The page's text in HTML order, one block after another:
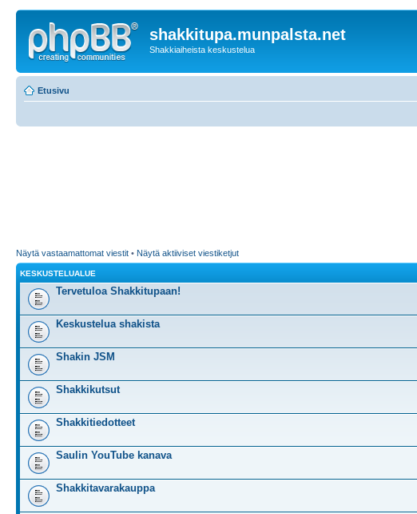
shakkitupa.munpalsta.net
Shakkiaiheista keskustelua
Etusivu
Näytä vastaamattomat viestit • Näytä aktiiviset viestiketjut
KESKUSTELUALUE
Tervetuloa Shakkitupaan!
Keskustelua shakista
Shakin JSM
Shakkikutsut
Shakkitiedotteet
Saulin YouTube kanava
Shakkitavarakauppa